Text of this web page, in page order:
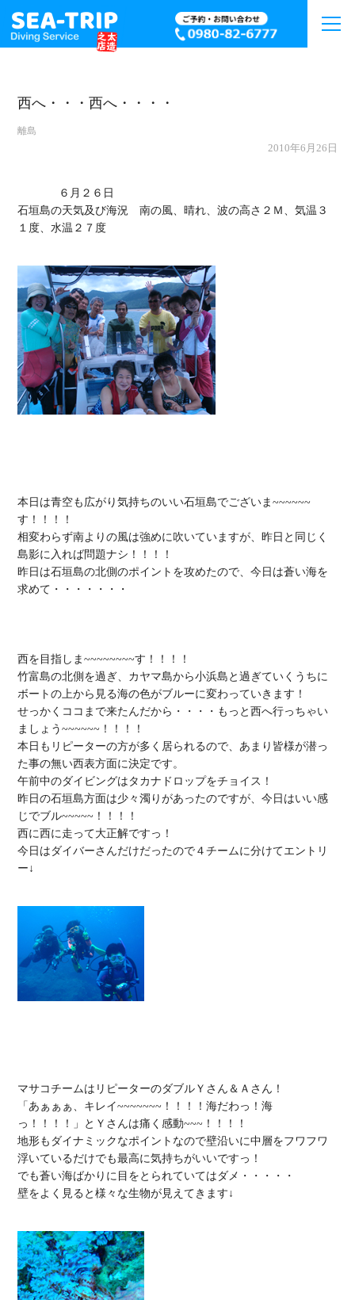
西へ・・・西へ・・・・
離島
2010年6月26日
石垣島の天気及び海況　南の風、晴れ、波の高さ２Ｍ、気温３
１度、水温２７度
本日は青空も広がり気持ちのいい石垣島でございま~~~~~~
す！！！！
相変わらず南よりの風は強めに吹いていますが、昨日と同じく
島影に入れば問題ナシ！！！！
昨日は石垣島の北側のポイントを攻めたので、今日は蒼い海を
求めて・・・・・・・
西を目指しま~~~~~~~~す！！！！
竹富島の北側を過ぎ、カヤマ島から小浜島と過ぎていくうちに
ボートの上から見る海の色がブルーに変わっていきます！
せっかくココまで来たんだから・・・・もっと西へ行っちゃい
ましょう~~~~~~！！！！
本日もリピーターの方が多く居られるので、あまり皆様が潜っ
た事の無い西表方面に決定です。
午前中のダイビングはタカナドロップをチョイス！
昨日の石垣島方面は少々濁りがあったのですが、今日はいい感
じでブル~~~~~！！！！
西に西に走って大正解ですっ！
今日はダイバーさんだけだったので４チームに分けてエントリ
ー↓
マサコチームはリピーターのダブルＹさん＆Ａさん！
「あぁぁぁ、キレイ~~~~~~~！！！！海だわっ！海
っ！！！！」とＹさんは痛く感動~~~！！！！
地形もダイナミックなポイントなので壁沿いに中層をフワフワ
浮いているだけでも最高に気持ちがいいですっ！
でも蒼い海ばかりに目をとられていてはダメ・・・・・
壁をよく見ると様々な生物が見えてきます↓